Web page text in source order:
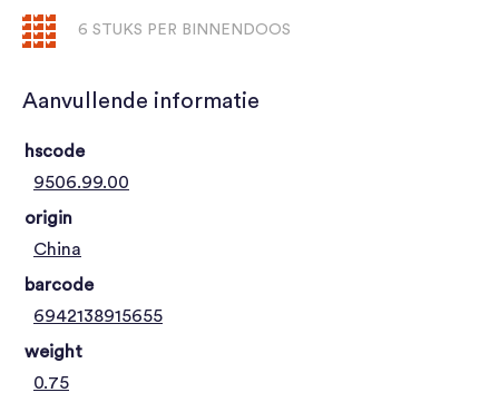
6 STUKS PER BINNENDOOS
Aanvullende informatie
hscode
9506.99.00
origin
China
barcode
6942138915655
weight
0.75